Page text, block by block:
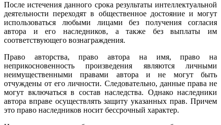
После истечения данного срока результаты интеллектуальной
деятельности переходят в общественное достояние и могут
использоваться любыми лицами без получения согласия
автора и его наследников, а также без выплаты им
соответствующего вознаграждения.
Право авторства, право автора на имя, право на
неприкосновенность произведения являются личными
неимущественными правами автора и не могут быть
отчуждены от его личности. Следовательно, данные права не
могут включаться в состав наследства. Однако наследники
автора вправе осуществлять защиту указанных прав. Причем
это право наследников носит бессрочный характер.